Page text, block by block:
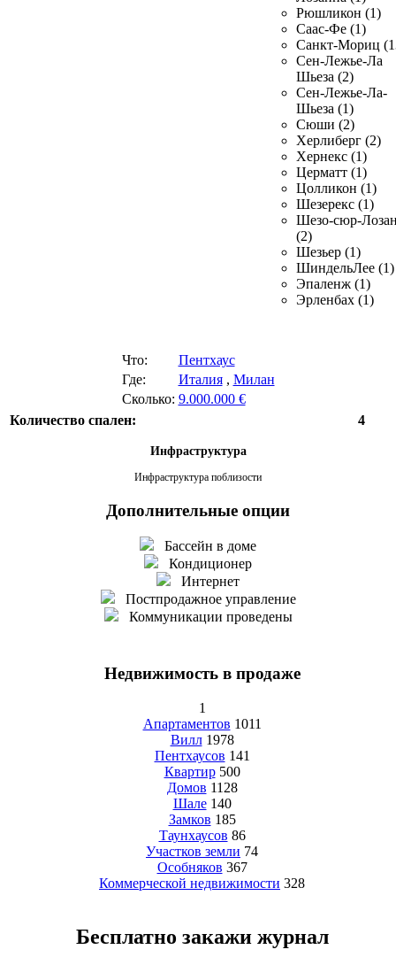
Рюшликон (1)
Саас-Фе (1)
Санкт-Мориц
Сен-Лежье-Ла
Шьеза (2)
Сен-Лежье-Ла-
Шьеза (1)
Сюши (2)
Херлиберг (2)
Хернекс (1)
Церматт (1)
Цолликон (1)
Шезерекс (1)
Шезо-сюр-
(2)
Шезьер (1)
ШиндельЛее (1)
Эпаленж (1)
Эрленбах (1)
Что:
Пентхаус
Где:
Италия, Милан
Сколько: 9.000.000 €
Количество спален:
4
Инфраструктура
Инфраструктура поблизости
Дополнительные опции
Бассейн в доме
Кондиционер
Интернет
Постпродажное управление
Коммуникации проведены
Недвижимость в продаже
1
Апартаментов 1011
Вилл 1978
Пентхаусов 141
Квартир 500
Домов 1128
Шале 140
Замков 185
Таунхаусов 86
Участков земли 74
Особняков 367
Коммерческой недвижимости 328
Бесплатно закажи журнал